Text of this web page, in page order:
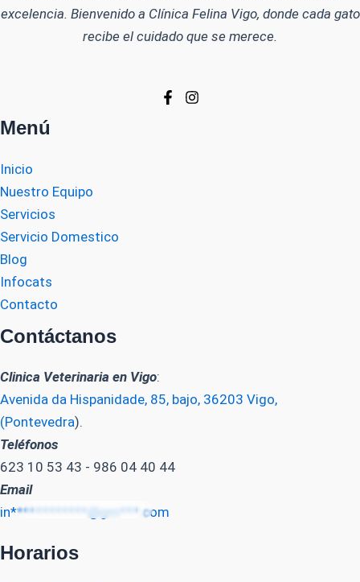
excelencia. Bienvenido a Clínica Felina Vigo, donde cada gato
recibe el cuidado que se merece.
Menú
Inicio
Nuestro Equipo
Servicios
Servicio Domestico
Blog
Infocats
Contacto
Contáctanos
Clinica Veterinaria en Vigo:
Avenida da Hispanidade, 85, bajo, 36203 Vigo,
(Pontevedra).
Teléfonos
623 10 53 43 - 986 04 40 44
Email
in************@gm***.com
Horarios